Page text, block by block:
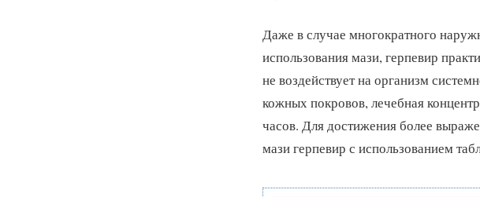
Даже в случае многократного
использования мази, герпевир
не воздействует на организм
кожных покровов, лечебная
часов. Для достижения более
мази герпевир с использованием